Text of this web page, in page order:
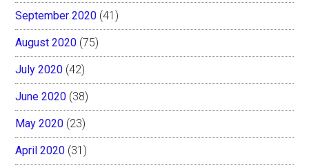
September 2020 (41)
August 2020 (75)
July 2020 (42)
June 2020 (38)
May 2020 (23)
April 2020 (31)